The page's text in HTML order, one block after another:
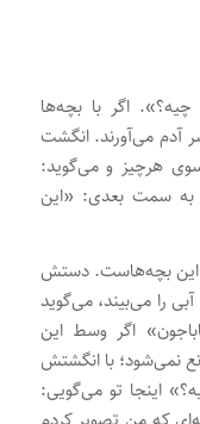
اگر با بچه‌ها
آدم می‌آورند. انگشت
هرچیز و می‌گوید:
به سمت بعدی: «این
این بچه‌هاست. دستش
را می‌بیند، می‌گوید
اگر وسط این
نمی‌شود؛ با انگشتش
اینجا تو می‌گویی: